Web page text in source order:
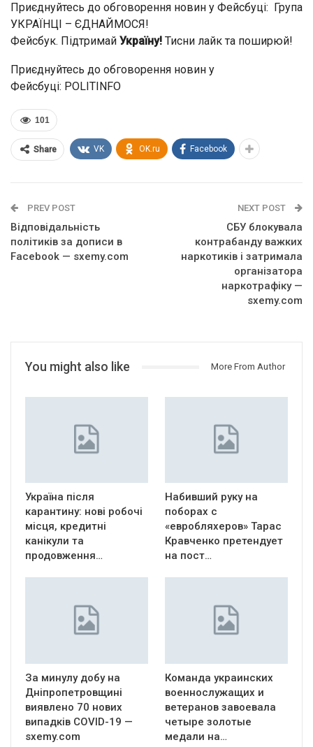
Приєднуйтесь до обговорення новин у Фейсбуці: Група
УКРАЇНЦІ – ЄДНАЙМОСЯ!
Фейсбук. Підтримай Україну! Тисни лайк та поширюй!
Приєднуйтесь до обговорення новин у
Фейсбуці: POLITINFO
101
Share VK OK.ru Facebook
PREV POST
Відповідальність
політиків за дописи в
Facebook — sxemy.com
NEXT POST
СБУ блокувала
контрабанду важких
наркотиків і затримала
організатора
наркотрафіку —
sxemy.com
You might also like More From Author
Україна після
карантину: нові робочі
місця, кредитні
канікули та
продовження…
Набивший руку на
поборах с
«евробляхеров» Тарас
Кравченко претендует
на пост…
За минулу добу на
Дніпропетровщині
виявлено 70 нових
випадків COVID-19 —
sxemy.com
Команда украинских
военнослужащих и
ветеранов завоевала
четыре золотые
медали на…